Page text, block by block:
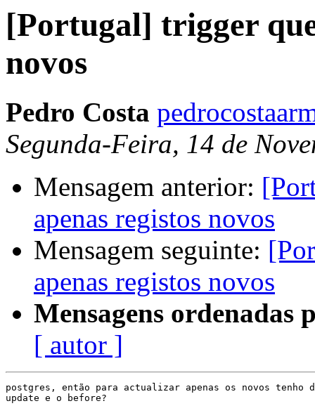
[Portugal] trigger
novos
Pedro Costa
Segunda-Feira, 14 de
Mensagem anterior:
apenas registos novos
Mensagem seguinte:
apenas registos novos
Mensagens ordenadas
[ autor ]
postgres, então para actualizar apenas os novos
update e o before?